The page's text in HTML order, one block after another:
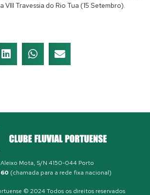
VIII Travessia do Rio Tua (15 Setembro).
Aleixo Mota, S/N 4150-044 Porto
(chamada para a rede fixa nacional)
© 2024 Todos os direitos reservados